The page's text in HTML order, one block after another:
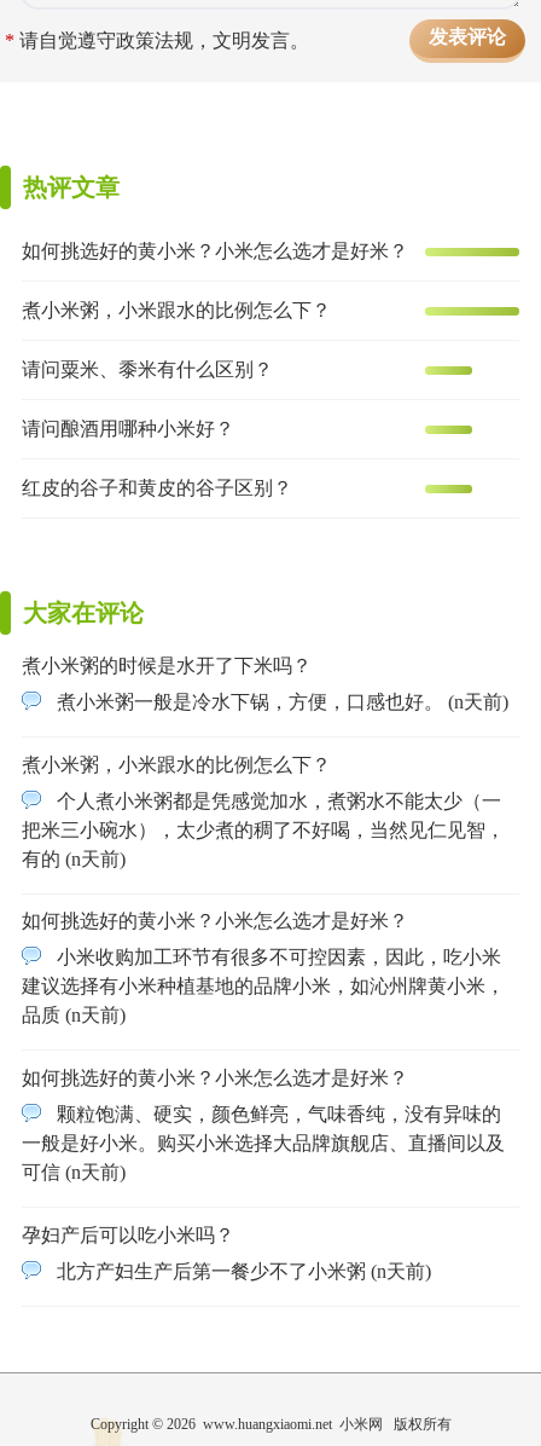
* 请自觉遵守政策法规，文明发言。
热评文章
如何挑选好的黄小米？小米怎么选才是好米？
煮小米粥，小米跟水的比例怎么下？
请问粟米、黍米有什么区别？
请问酿酒用哪种小米好？
红皮的谷子和黄皮的谷子区别？
大家在评论
煮小米粥的时候是水开了下米吗？
煮小米粥一般是冷水下锅，方便，口感也好。 (n天前)
煮小米粥，小米跟水的比例怎么下？
个人煮小米粥都是凭感觉加水，煮粥水不能太少（一
把米三小碗水），太少煮的稠了不好喝，当然见仁见智，
有的 (n天前)
如何挑选好的黄小米？小米怎么选才是好米？
小米收购加工环节有很多不可控因素，因此，吃小米
建议选择有小米种植基地的品牌小米，如沁州牌黄小米，
品质 (n天前)
如何挑选好的黄小米？小米怎么选才是好米？
颗粒饱满、硬实，颜色鲜亮，气味香纯，没有异味的
一般是好小米。购买小米选择大品牌旗舰店、直播间以及
可信 (n天前)
孕妇产后可以吃小米吗？
北方产妇生产后第一餐少不了小米粥 (n天前)
Copyright © 2026 www.huangxiaomi.net 小米网 版权所有